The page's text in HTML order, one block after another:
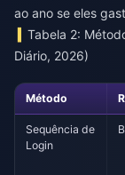
ao ano se eles
Tabela 2:
Diário, 2026)
Método
Sequência de
Login